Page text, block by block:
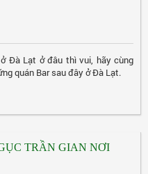
Đà Lạt ở đâu thì vui, hãy cùng
quán Bar sau đây ở Đà Lạt.
TRẦN GIAN NƠI